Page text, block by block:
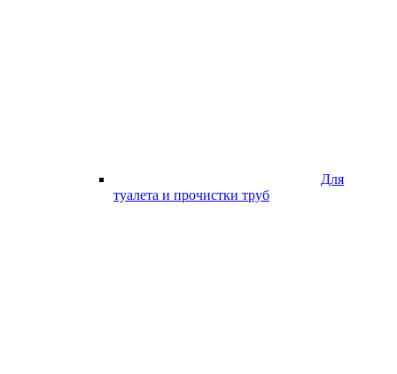
Для
туалета и прочистки труб